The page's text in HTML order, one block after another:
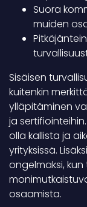
Suora
muiden
Sisäisen
kuitenkin
ylläpitäminen
ja
olla kallista ja
yrityksissä.
ongelmaksi,
osaamista.